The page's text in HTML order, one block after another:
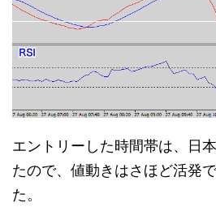
エントリーした時間帯は、日
たので、値動きはさほど活発
た。